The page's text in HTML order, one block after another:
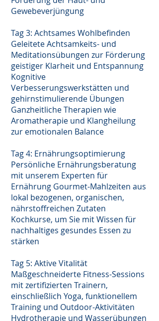
Gewebeverjüngung
Tag 3: Achtsames Wohlbefinden
Geleitete Achtsamkeits- und
Meditationsübungen zur Förderung
geistiger Klarheit und Entspannung
Kognitive
Verbesserungswerkstätten und
gehirnstimulierende Übungen
Ganzheitliche Therapien wie
Aromatherapie und Klangheilung
zur emotionalen Balance
Tag 4: Ernährungsoptimierung
Persönliche Ernährungsberatung
mit unserem Experten für
Ernährung Gourmet-Mahlzeiten aus
lokal bezogenen, organischen,
nährstoffreichen Zutaten
Kochkurse, um Sie mit Wissen für
nachhaltiges gesundes Essen zu
stärken
Tag 5: Aktive Vitalität
Maßgeschneiderte Fitness-Sessions
mit zertifizierten Trainern,
einschließlich Yoga, funktionellem
Training und Outdoor-Aktivitäten
Hydrotherapie und Wasserübungen